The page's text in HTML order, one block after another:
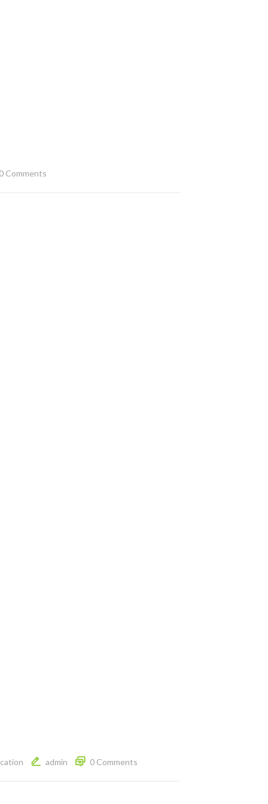
0 Comments
admin 0 Comments